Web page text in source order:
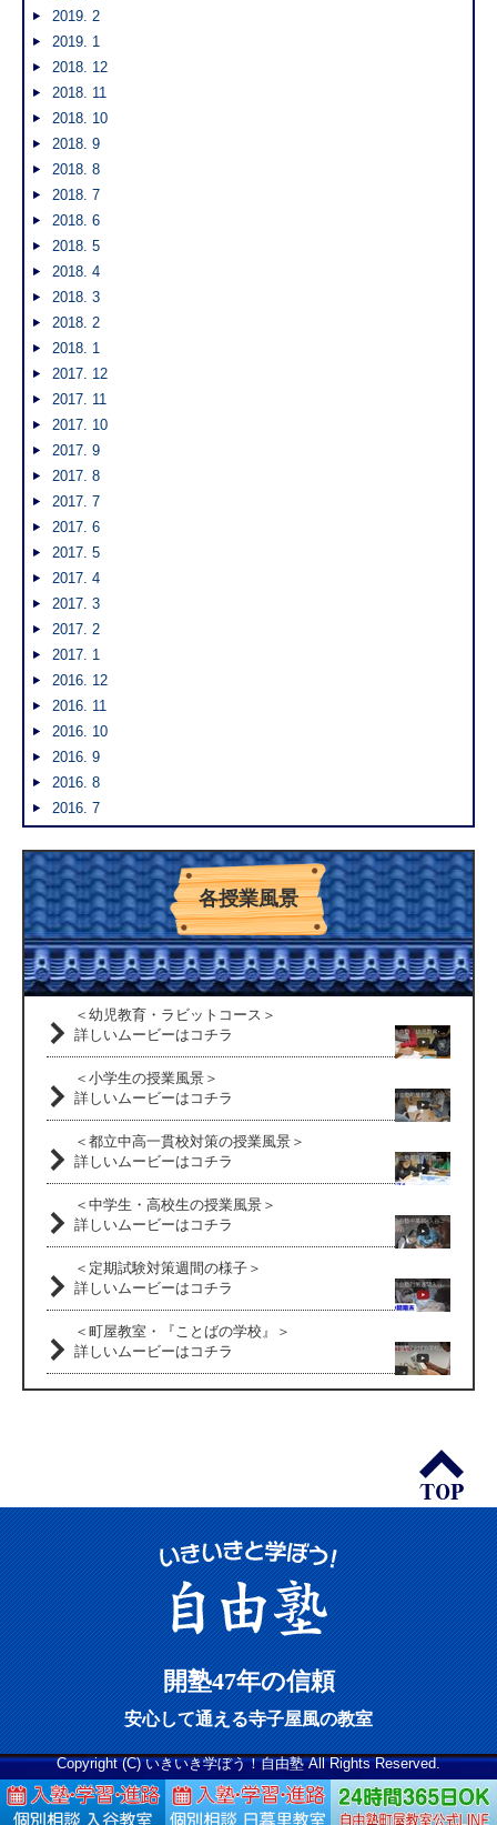
2019. 2
2019. 1
2018. 12
2018. 11
2018. 10
2018. 9
2018. 8
2018. 7
2018. 6
2018. 5
2018. 4
2018. 3
2018. 2
2018. 1
2017. 12
2017. 11
2017. 10
2017. 9
2017. 8
2017. 7
2017. 6
2017. 5
2017. 4
2017. 3
2017. 2
2017. 1
2016. 12
2016. 11
2016. 10
2016. 9
2016. 8
2016. 7
各授業風景
＜幼児教育・ラビットコース＞
詳しいムービーはコチラ
＜小学生の授業風景＞
詳しいムービーはコチラ
＜都立中高一貫校対策の授業風景＞
詳しいムービーはコチラ
＜中学生・高校生の授業風景＞
詳しいムービーはコチラ
＜定期試験対策週間の様子＞
詳しいムービーはコチラ
＜町屋教室・『ことばの学校』＞
詳しいムービーはコチラ
開塾47年の信頼
安心して通える寺子屋風の教室
Copyright (C) いきいき学ぼう！自由塾 All Rights Reserved.